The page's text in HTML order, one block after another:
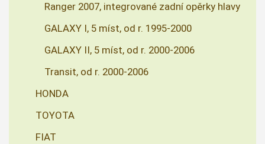
Ranger 2007, integrované zadní opěrky hlavy
GALAXY I, 5 míst, od r. 1995-2000
GALAXY II, 5 míst, od r. 2000-2006
Transit, od r. 2000-2006
HONDA
TOYOTA
FIAT